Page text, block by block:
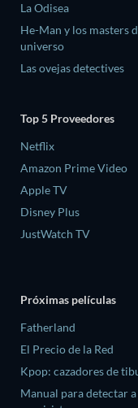
La Odisea
He-Man y los masters
universo
Las ovejas detectives
Top 5 Proveedores
Netflix
Amazon Prime Video
Apple TV
Disney Plus
JustWatch TV
Próximas películas
Fatherland
El Precio de la Red
Kpop: cazadores de
Manual para detectar a